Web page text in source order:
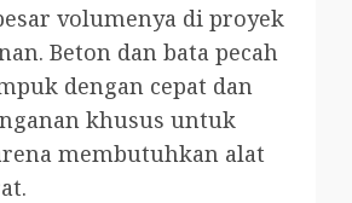
volumenya di proyek
Beton dan bata pecah
dengan cepat dan
khusus untuk
membutuhkan alat